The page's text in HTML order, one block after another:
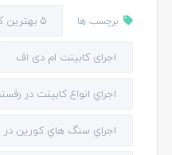
برچسب ها 5 بهترین کابینت در رفسنجان
اجرای کابینت ام دی اف
اجراي انواع كابينت در
اجراي سنگ هاي كورين در